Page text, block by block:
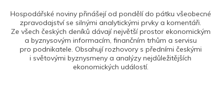
Hospodářské noviny přinášejí od pondělí do pátku všeobecné
zpravodajství se silnými analytickými prvky a komentáři.
Ze všech českých deníků dávají největší prostor ekonomickým
a byznysovým informacím, finančním trhům a servisu
pro podnikatele. Obsahují rozhovory s předními českými
i světovými byznysmeny a analýzy nejdůležitějších
ekonomických událostí.